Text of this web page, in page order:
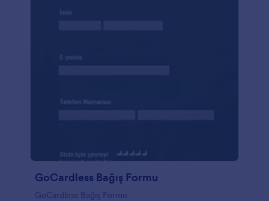
GoCardless Bağış Formu
GoCardless Bağış Formu